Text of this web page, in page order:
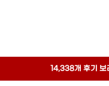
14,338개 후기 보